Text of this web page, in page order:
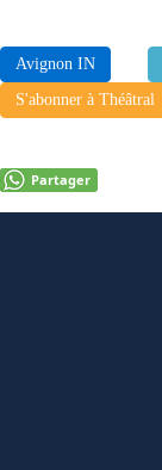
Avignon IN
S'abonner à Théâtral
Partager